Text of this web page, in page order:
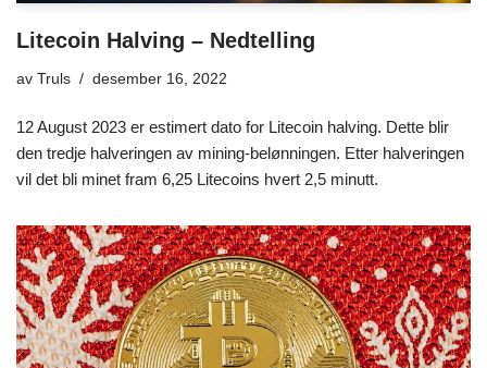
Litecoin Halving – Nedtelling
av Truls desember 16, 2022
12 August 2023 er estimert dato for Litecoin halving. Dette blir
den tredje halveringen av mining-belønningen. Etter halveringen
vil det bli minet fram 6,25 Litecoins hvert 2,5 minutt.